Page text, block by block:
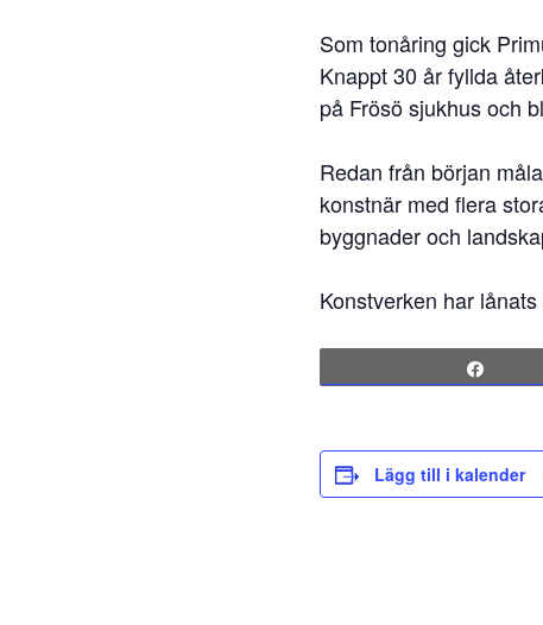
Som tonåring gick
Knappt 30 år fyllda
på Frösö sjukhus och
Redan från början
konstnär med flera
byggnader och
Konstverken har
Lägg till i kalender